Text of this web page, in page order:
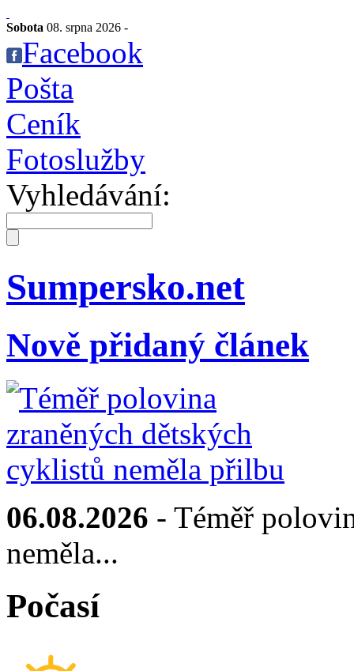
Sobota 08. srpna 2026 -
Facebook
Pošta
Ceník
Fotoslužby
Vyhledávání:
Sumpersko.net
Nově přidaný článek
06.08.2026 - Téměř
neměla...
Počasí